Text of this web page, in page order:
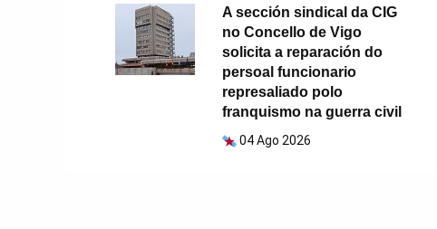
A sección sindical da CIG
no Concello de Vigo
solicita a reparación do
persoal funcionario
represaliado polo
franquismo na guerra civil
04 Ago 2026